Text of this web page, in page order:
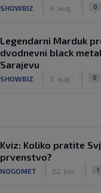
SHOWBIZ 4. aug. 0
Legendarni Marduk
dvodnevni black
Sarajevu
SHOWBIZ 3. aug. 0
Kviz: Koliko pratite
prvenstvo?
NOGOMET 22. jun. 1